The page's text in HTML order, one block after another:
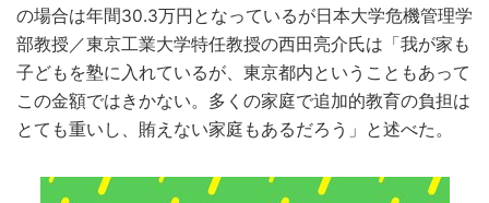
の場合は年間30.3万円となっているが日本大学危機管理学
部教授／東京工業大学特任教授の西田亮介氏は「我が家も
子どもを塾に入れているが、東京都内ということもあって
この金額ではきかない。多くの家庭で追加的教育の負担は
とても重いし、賄えない家庭もあるだろう」と述べた。